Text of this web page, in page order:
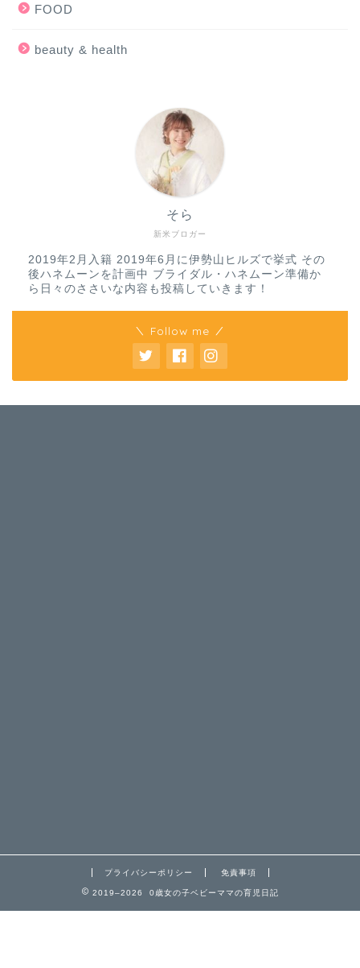
FOOD
beauty & health
新米ブロガー
そら
2019年2月入籍 2019年6月に伊勢山ヒルズで挙式 その
後ハネムーンを計画中 ブライダル・ハネムーン準備か
ら日々のささいな内容も投稿していきます！
＼ Follow me ／
プライバシーポリシー 免責事項
2019–2026 0歳女の子ベビーママの育児日記